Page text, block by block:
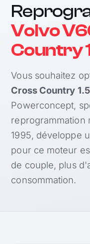
Volvo
Country
Vous souhaitez
Cross Country
Powerconcept,
reprogrammation
1995, développe
pour ce moteur
de couple, plus
consommation.